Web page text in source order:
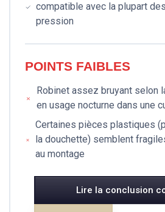
compatible avec la plupart
pression
POINTS FAIBLES
Robinet assez bruyant selon
en usage nocturne dans une
Certaines pièces plastiques
la douchette) semblent
au montage
Lire la conclusion